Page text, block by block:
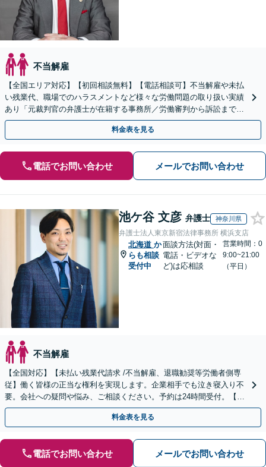
不当解雇
【全国エリア対応】【初回相談無料】【電話相談可】不当解雇や未払
い残業代、職場でのハラスメントなど様々な労働問題の取り扱い実績
あり「元裁判官の弁護士が在籍する事務所／労働審判から訴訟まで、
裁判官経験を活かした最適な戦略を立案」
料金表を見る
電話でお問い合わせ メールでお問い合わせ
池ケ谷 文彦 弁護士 神奈川県
弁護士法人東京新宿法律事務所 横浜支店
北海道 か
らも相談
受付中
面談方法(対面・
電話・ビデオな
ど)は応相談
営業時間：0
9:00~21:00
（平日）
不当解雇
【全国対応】【未払い残業代請求 /不当解雇、退職勧奨等労働者側専
従】働く皆様の正当な権利を実現します。企業相手でも泣き寝入り不
要。会社への疑問や悩み、ご相談ください。予約は24時間受付。【初
回面談無料】【夜間・休日対応可】
料金表を見る
電話でお問い合わせ メールでお問い合わせ